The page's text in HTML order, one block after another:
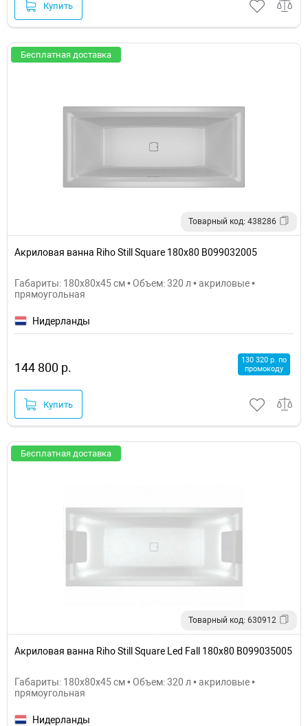
Купить
Бесплатная доставка
Товарный код: 438286
Акриловая ванна Riho Still Square 180х80 B099032005
Габариты: 180x80x45 см • Объем: 320 л • акриловые •
прямоугольная
Нидерланды
144 800 р.
130 320 р. по
промокоду
Купить
Бесплатная доставка
Товарный код: 630912
Акриловая ванна Riho Still Square Led Fall 180х80 B099035005
Габариты: 180x80x45 см • Объем: 320 л • акриловые •
прямоугольная
Нидерланды